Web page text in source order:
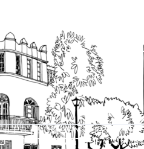
אביב-יפו. האתר מספק מידע
הדין הרלוונטיות